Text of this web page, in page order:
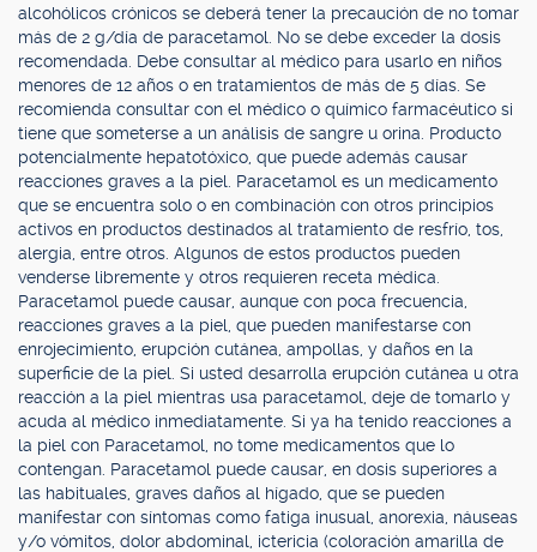
alcohólicos crónicos se deberá tener la precaución de no tomar
más de 2 g/día de paracetamol. No se debe exceder la dosis
recomendada. Debe consultar al médico para usarlo en niños
menores de 12 años o en tratamientos de más de 5 días. Se
recomienda consultar con el médico o químico farmacéutico si
tiene que someterse a un análisis de sangre u orina. Producto
potencialmente hepatotóxico, que puede además causar
reacciones graves a la piel. Paracetamol es un medicamento
que se encuentra solo o en combinación con otros principios
activos en productos destinados al tratamiento de resfrío, tos,
alergia, entre otros. Algunos de estos productos pueden
venderse libremente y otros requieren receta médica.
Paracetamol puede causar, aunque con poca frecuencia,
reacciones graves a la piel, que pueden manifestarse con
enrojecimiento, erupción cutánea, ampollas, y daños en la
superficie de la piel. Si usted desarrolla erupción cutánea u otra
reacción a la piel mientras usa paracetamol, deje de tomarlo y
acuda al médico inmediatamente. Si ya ha tenido reacciones a
la piel con Paracetamol, no tome medicamentos que lo
contengan. Paracetamol puede causar, en dosis superiores a
las habituales, graves daños al hígado, que se pueden
manifestar con síntomas como fatiga inusual, anorexia, náuseas
y/o vómitos, dolor abdominal, ictericia (coloración amarilla de